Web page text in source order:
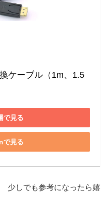
ケーブル（1m、1.5
で見る
で見る
少しでも参考になったら嬉